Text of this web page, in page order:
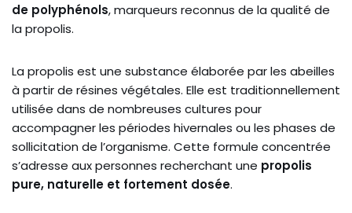
de polyphénols, marqueurs reconnus de la qualité de
la propolis.
La propolis est une substance élaborée par les abeilles
à partir de résines végétales. Elle est traditionnellement
utilisée dans de nombreuses cultures pour
accompagner les périodes hivernales ou les phases de
sollicitation de l’organisme. Cette formule concentrée
s’adresse aux personnes recherchant une propolis
pure, naturelle et fortement dosée.